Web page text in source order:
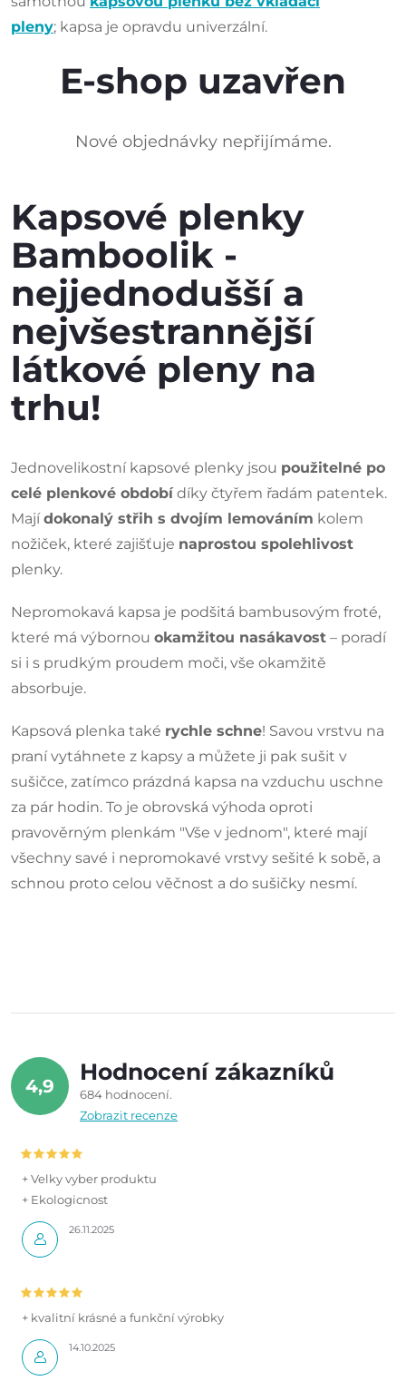
pleny; kapsa je opravdu univerzální.
E-shop uzavřen
Nové objednávky nepřijímáme.
Kapsové plenky
Bamboolik -
nejjednodušší a
nejvšestrannější
látkové pleny na
trhu!
Jednovelikostní kapsové plenky jsou použitelné po
celé plenkové obdobídíky čtyřem řadám patentek.
Majídokonalý střih s dvojím lemováním kolem
nožiček, které zajišťuje naprostou spolehlivost
plenky.
Nepromokavá kapsa je podšitá bambusovým froté,
které má výbornou okamžitou nasákavost – poradí
si i s prudkým proudem moči, vše okamžitě
absorbuje.
Kapsová plenka také rychle schne! Savou vrstvu na
praní vytáhnete z kapsy a můžete ji pak sušit v
sušičce, zatímco prázdná kapsa na vzduchu uschne
za pár hodin. To je obrovská výhoda oproti
pravověrným plenkám "Vše v jednom", které mají
všechny savé i nepromokavé vrstvy sešité k sobě, a
schnou proto celou věčnost a do sušičky nesmí.
4,9
Hodnocení zákazníků
684 hodnocení
Zobrazit recenze
26.11.2025
+ Velky vyber produktu
+ Ekologicnost
14.10.2025
+ kvalitní krásné a funkční výrobky